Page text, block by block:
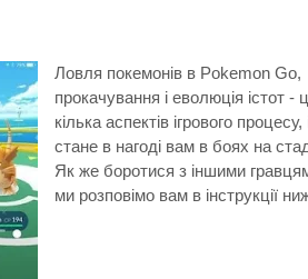
Ловля покемонів в Pokemon Go,
прокачування і еволюція істот -
кілька аспектів ігрового
стане в нагоді вам в боях на
Як же боротися з іншими
ми розповімо вам в інструкції